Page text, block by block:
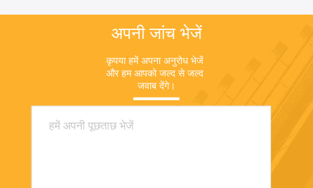
अपनी जांच भेजें
कृपया हमें अपना अनुरोध भेजें
और हम आपको जल्द से जल्द
जवाब देंगे।